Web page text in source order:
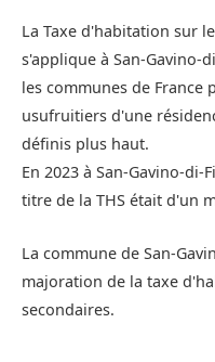
La Taxe d'habitation sur
s'applique à San-Gavino-
les communes de
usufruitiers d'une
définis plus haut.
En 2023 à San-Gavino-
titre de la THS était d'un
La commune de San-
majoration de la taxe
secondaires.